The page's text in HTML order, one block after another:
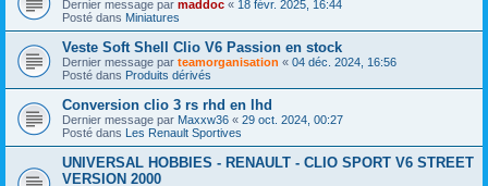
Dernier message par maddoc « 18 févr. 2025, 16:44
Posté dans Miniatures
Veste Soft Shell Clio V6 Passion en stock
Dernier message par teamorganisation « 04 déc. 2024, 16:56
Posté dans Produits dérivés
Conversion clio 3 rs rhd en lhd
Dernier message par Maxxw36 « 29 oct. 2024, 00:27
Posté dans Les Renault Sportives
UNIVERSAL HOBBIES - RENAULT - CLIO SPORT V6 STREET
VERSION 2000